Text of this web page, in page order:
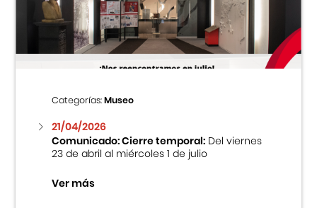
Centro Cultural Peruano Japonés
Museo de la Inmigración Japonesa
Fondo Editorial
Teatro Peruano Japonés
Categorías:Museo
21/04/2026
Comunicado: Cierre temporal:Del viernes
23 de abril al miércoles 1 de julio
Ver más